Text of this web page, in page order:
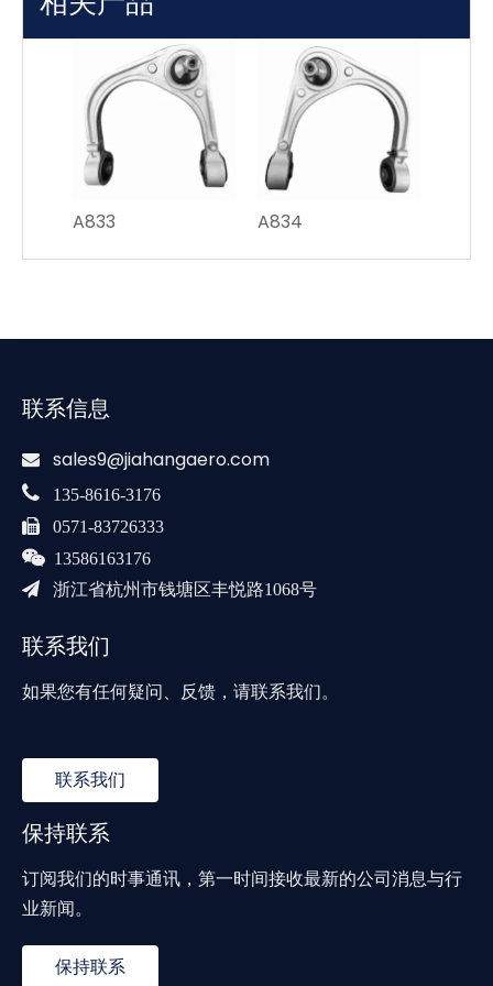
A833 A834
联系信息
 sales9@jiahangaero.com
 135-8616-3176
 0571-83726333
 13586163176
 浙江省杭州市钱塘区丰悦路1068号
联系我们
如果您有任何疑问、反馈，请联系我们。
联系我们
保持联系
订阅我们的时事通讯，第一时间接收最新的公司消息与行
业新闻。
保持联系